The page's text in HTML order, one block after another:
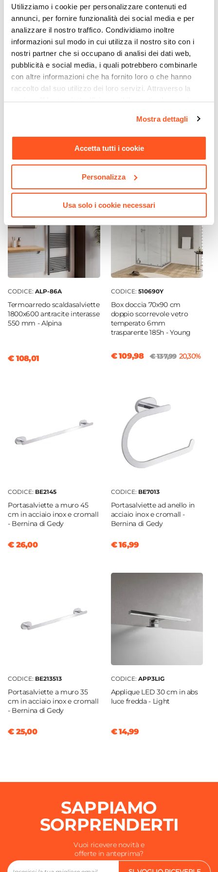
Utilizziamo i cookie per personalizzare contenuti ed
annunci, per fornire funzionalità dei social media e per
analizzare il nostro traffico. Condividiamo inoltre
informazioni sul modo in cui utilizza il nostro sito con i
nostri partner che si occupano di analisi dei dati web,
pubblicità e social media, i quali potrebbero combinarle
con altre informazioni che ha fornito loro o che hanno
raccolto dal suo utilizzo dei loro servizi. Attraverso la
sezione "Mostra dettagli" è possibile gestire le proprie
momento. Per maggiori informazioni si invita a leggere la
nostraCookie Policy.
Mostra dettagli
Accetta tutti i cookie
Personalizza
Usa solo i cookie necessari
CODICE:BE1013
- Bernina di Gedy
€ 16,01
CODICE:GUN1
Miscelatore lavabo cromato
Rubinetteria
€ 54,00
CODICE: ALP-86A
Termoarredo scaldasalviette
1800x600 antracite interasse
550 mm - Alpina
€ 108,01
CODICE: 510690Y
Box doccia 70x90 cm
doppio scorrevole vetro
temperato 6mm
trasparente 185h - Young
€ 109,98 € 137,99 20,30%
CODICE: BE2145
Portasalviette a muro 45
cm in acciaio inox e cromall
- Bernina di Gedy
€ 26,00
CODICE: BE7013
Portasalviette ad anello in
acciaio inox e cromall -
Bernina di Gedy
€ 16,99
CODICE: BE213513
Portasalviette a muro 35
cm in acciaio inox e cromall
- Bernina di Gedy
€ 25,00
CODICE: APP3LIG
Applique LED 30 cm in abs
luce fredda - Light
€ 14,99
SAPPIAMO
SORPRENDERTI
Vuoi ricevere novità e
offerte in anteprima?